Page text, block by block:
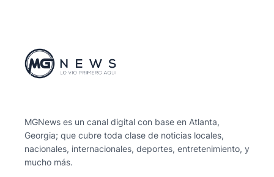
MGNews es un canal digital con base en Atlanta,
Georgia; que cubre toda clase de noticias locales,
nacionales, internacionales, deportes, entretenimiento, y
mucho más.